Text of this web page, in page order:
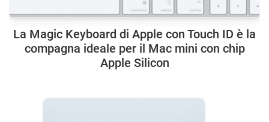
La Magic Keyboard di Apple con Touch ID è la
compagna ideale per il Mac mini con chip
Apple Silicon